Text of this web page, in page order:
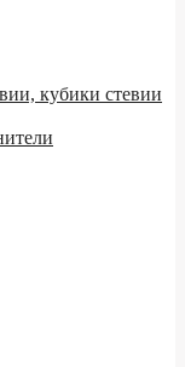
кубики стевии